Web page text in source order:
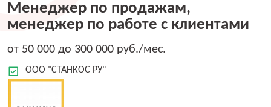
Менеджер по продажам,
менеджер по работе с клиентами
от 50 000 до 300 000 руб./мес.
ООО "СТАНКОС РУ"